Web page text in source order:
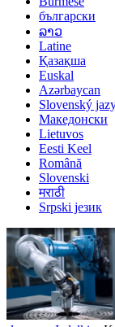
български
ລາວ
Latine
Қазақша
Euskal
Azərbaycan
Slovenský
Македонски
Lietuvos
Eesti Keel
Română
Slovenski
मराठी
Srpski језик